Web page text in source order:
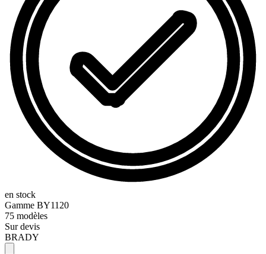
en stock
Gamme BY1120
75 modèles
Sur devis
BRADY